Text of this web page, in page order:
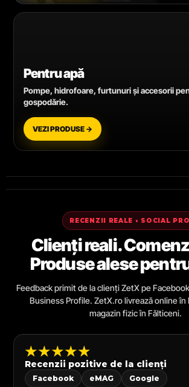
Pentru apă
Pompe, hidrofoare, furtunuri și accesorii
gospodărie.
VEZI PRODUSE →
RECENZII REALE • SOCIAL
Clienți reali.
Produse alese
Feedback primit de la clienți ZetX pe
Business Profile. ZetX.ro livrează online în
magazin fizic în Fălticeni.
★★★★★
Recenzii pozitive de la clienți
Facebook eMAG Google